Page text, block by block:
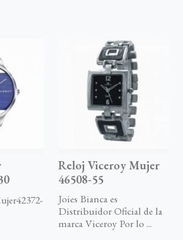
Reloj Viceroy Mujer
46508-55
Joies Bianca es
Distribuidor Oficial de la
marca Viceroy Por lo ...